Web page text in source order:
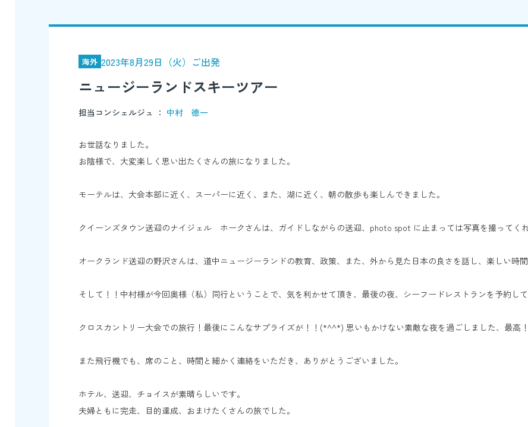
海外 2023年8月29日（火）ご出発
ニュージーランドスキーツアー
担当コンシェルジュ ： 中村 徳一
お世話なりました。
お陰様で、大変楽しく思い出たくさんの旅になりました。
モーテルは、大会本部に近く、スーパーに近く、また、湖に近く、朝の散歩も楽しんできました。
クイーンズタウン送迎のナイジェル ホークさんは、ガイドしながらの送迎、photo spot に止まっては写真を撮ってくれ
オークランド送迎の野沢さんは、道中ニュージーランドの教育、政策、また、外から見た日本の良さを話し、楽しい時
そして！！中村様が今回奥様（私）同行ということで、気を利かせて頂き、最後の夜、シーフードレストランを予約して
クロスカントリー大会での旅行！最後にこんなサプライズが！！(*^^*) 思いもかけない素敵な夜を過ごしました、最高
また飛行機でも、席のこと、時間と細かく連絡をいただき、ありがとうございました。
ホテル、送迎、チョイスが素晴らしいです。
夫婦ともに完走、目的達成、おまけたくさんの旅でした。